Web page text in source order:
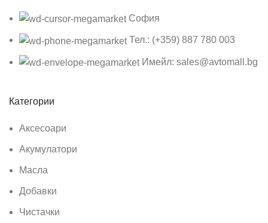
София
Тел.: (+359) 887 780 003
Имейл: sales@avtomall.bg
Категории
Аксесоари
Акумулатори
Масла
Добавки
Чистачки